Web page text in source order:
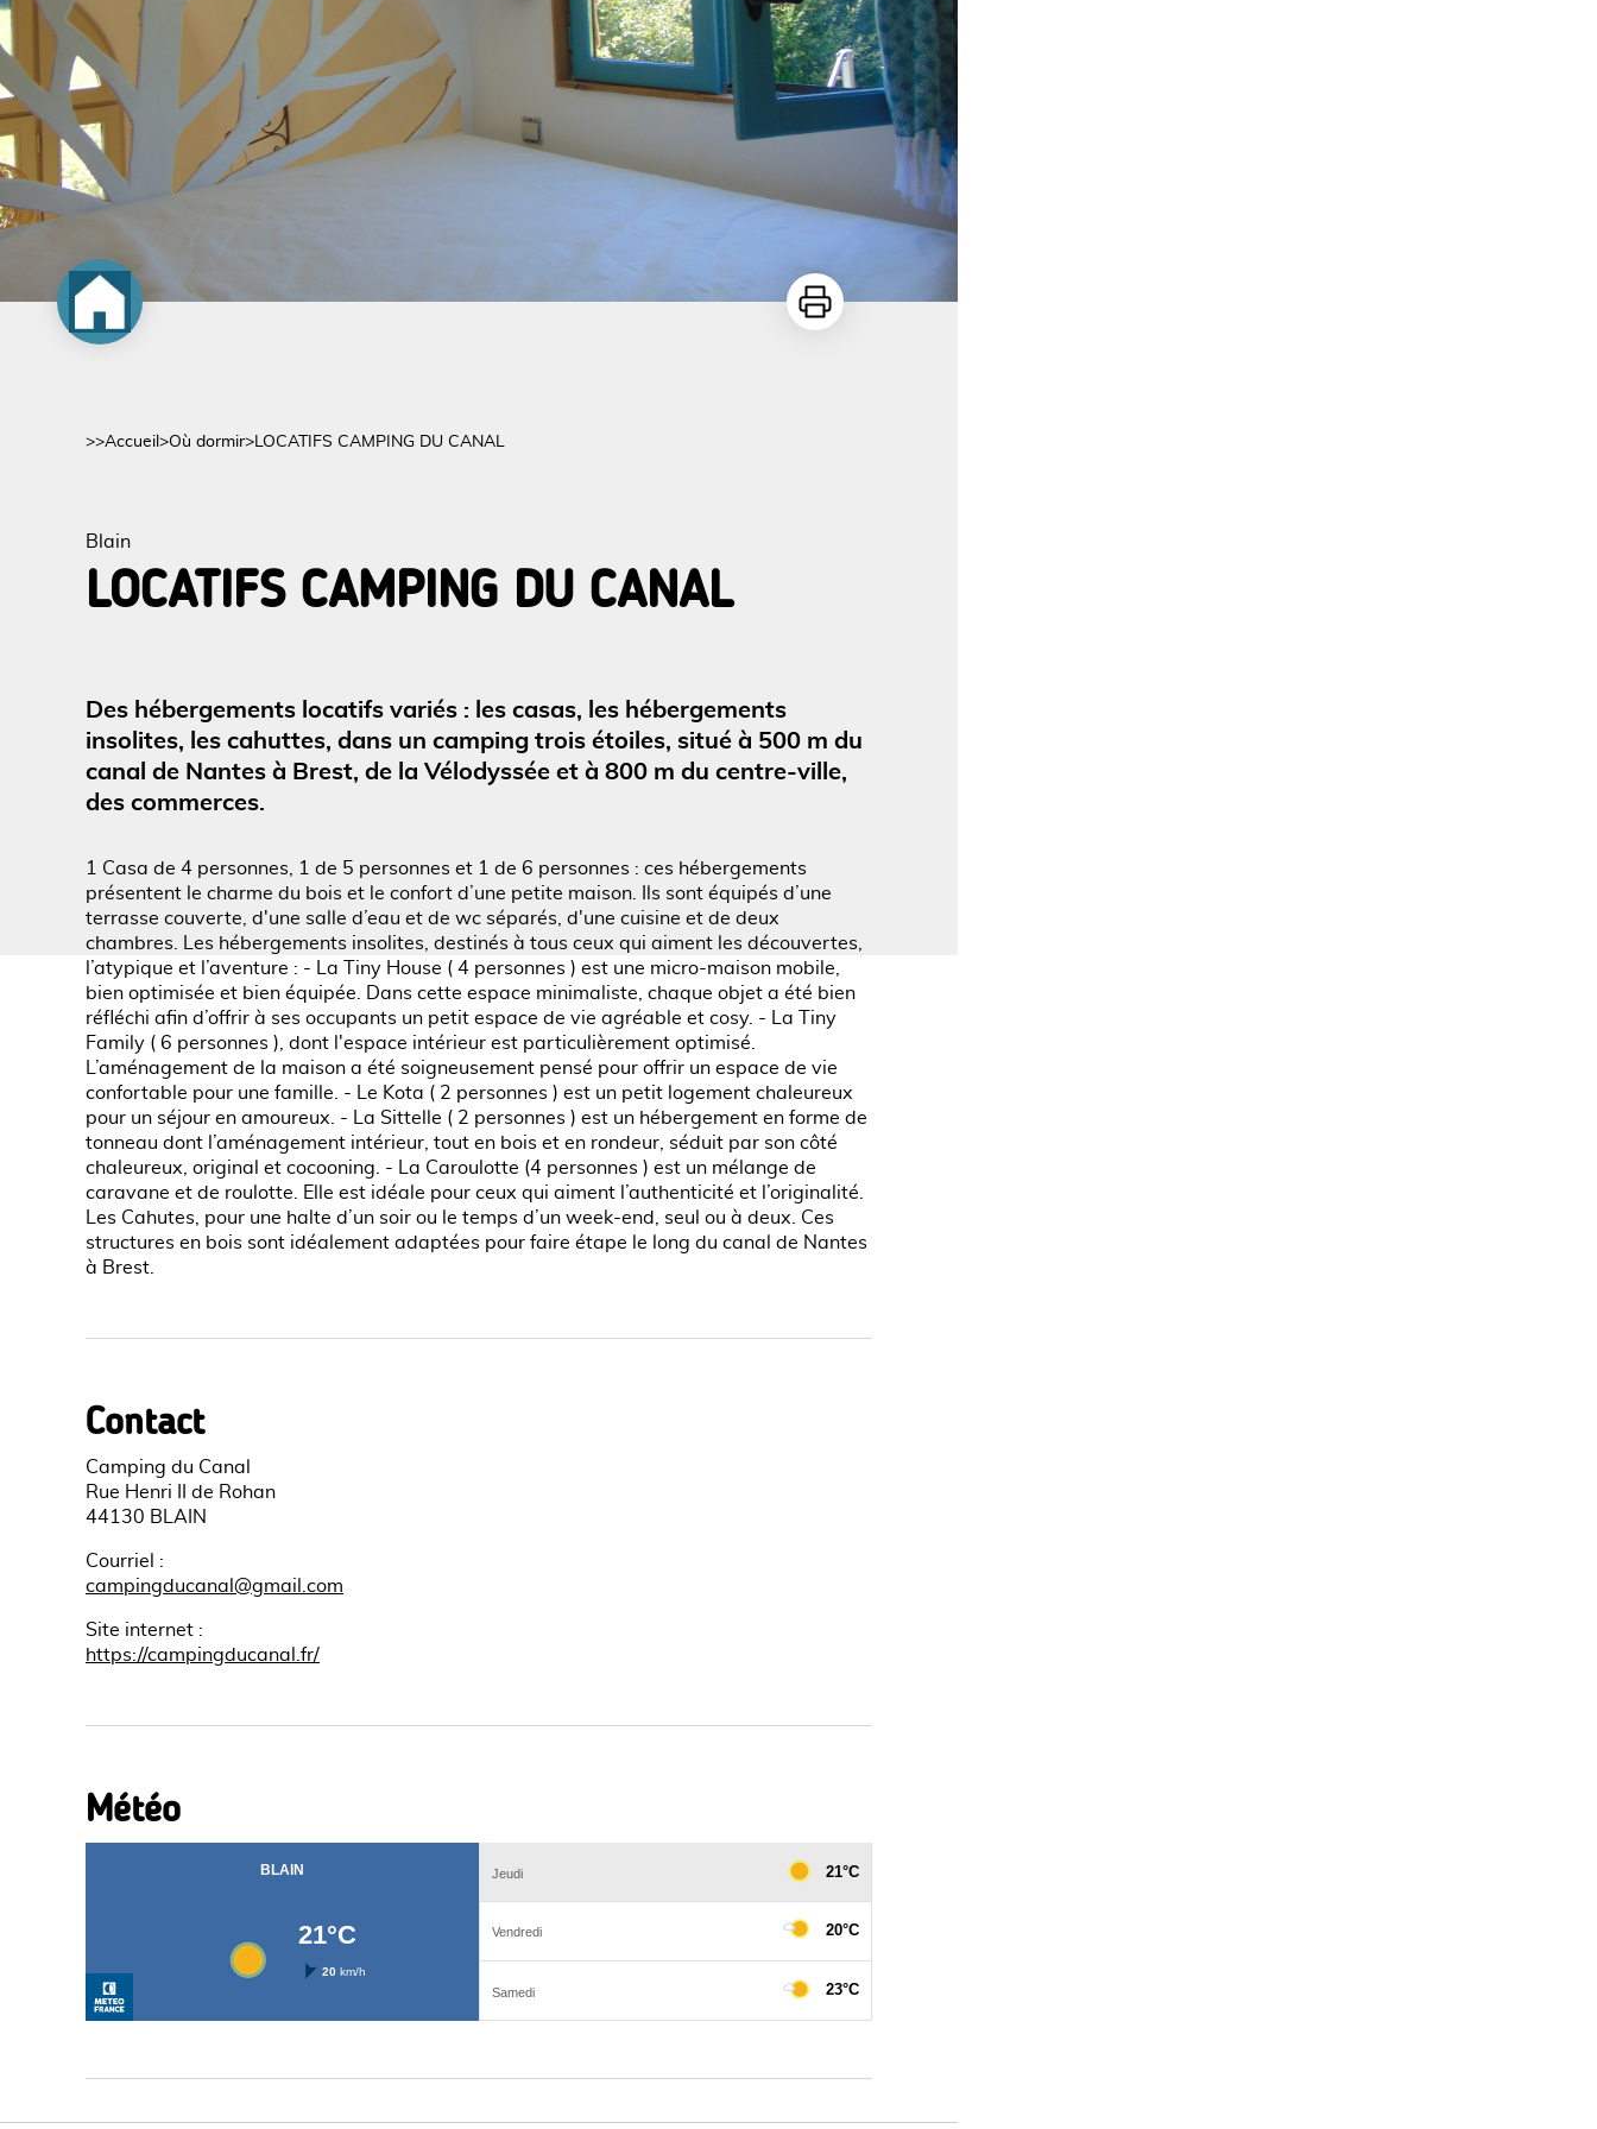
Imprimer
>>Accueil >Où dormir>LOCATIFS CAMPING DU CANAL
Blain
LOCATIFS CAMPING DU CANAL
Des hébergements locatifs variés : les casas, les hébergements
insolites, les cahuttes, dans un camping trois étoiles, situé à 500 m du
canal de Nantes à Brest, de la Vélodyssée et à 800 m du centre-ville,
des commerces.
1 Casa de 4 personnes, 1 de 5 personnes et 1 de 6 personnes : ces hébergements
présentent le charme du bois et le confort d’une petite maison. Ils sont équipés d’une
terrasse couverte, d'une salle d’eau et de wc séparés, d'une cuisine et de deux
chambres. Les hébergements insolites, destinés à tous ceux qui aiment les découvertes,
l’atypique et l’aventure : - La Tiny House ( 4 personnes ) est une micro-maison mobile,
bien optimisée et bien équipée. Dans cette espace minimaliste, chaque objet a été bien
réfléchi afin d’offrir à ses occupants un petit espace de vie agréable et cosy. - La Tiny
Family ( 6 personnes ), dont l'espace intérieur est particulièrement optimisé.
L’aménagement de la maison a été soigneusement pensé pour offrir un espace de vie
confortable pour une famille. - Le Kota ( 2 personnes ) est un petit logement chaleureux
pour un séjour en amoureux. - La Sittelle ( 2 personnes ) est un hébergement en forme de
tonneau dont l’aménagement intérieur, tout en bois et en rondeur, séduit par son côté
chaleureux, original et cocooning. - La Caroulotte (4 personnes ) est un mélange de
caravane et de roulotte. Elle est idéale pour ceux qui aiment l’authenticité et l’originalité.
Les Cahutes, pour une halte d’un soir ou le temps d’un week-end, seul ou à deux. Ces
structures en bois sont idéalement adaptées pour faire étape le long du canal de Nantes
à Brest.
Contact
Camping du Canal
Rue Henri II de Rohan
44130 BLAIN
Courriel
:
campingducanal@gmail.com
Site internet :
https://campingducanal.fr/
Météo